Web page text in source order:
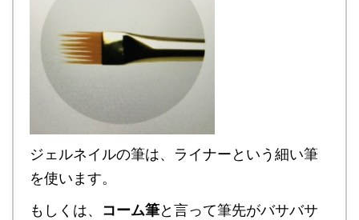
ジェルネイルの筆は、ライナーという細い筆
を使います。
もしくは、 コーム筆と言って筆先がバサバサ